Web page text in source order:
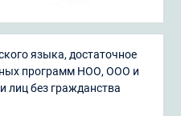
языка, достаточное
программ НОО, ООО и
лиц без гражданства